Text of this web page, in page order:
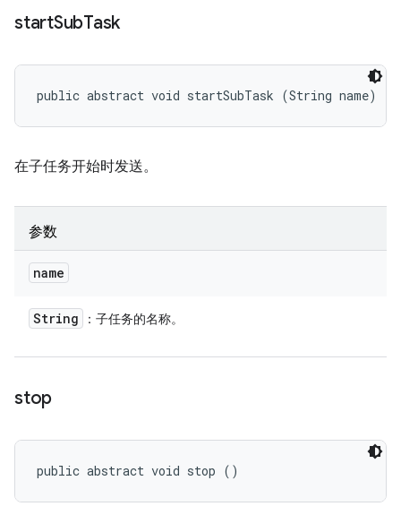
startSubTask
public abstract void startSubTask (String name)
在子任务开始时发送。
参数
name
String ：子任务的名称。
stop
public abstract void stop ()